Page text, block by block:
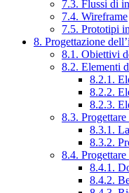
7.3. Flussi di
7.4. Wireframe
7.5. Prototipi
8. Progettazione
8.1. Obiettivi
8.2. Elementi
8.2.1.
8.2.2.
8.2.3.
8.3.
8.3.1.
8.3.2.
8.4.
8.4.1.
8.4.2.